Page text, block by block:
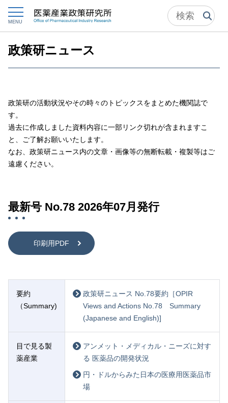
MENU
トップ 政策研ニュース
政策研ニュース
政策研の活動状況やその時々のトピックスをまとめた機関誌で
す。
過去に作成しました資料内容に一部リンク切れが含まれますこ
と、ご了解お願いいたします。
なお、政策研ニュース内の文章・画像等の無断転載・複製等はご
遠慮ください。
最新号 No.78 2026年07月発行
印刷用PDF
要約
（Summary)
政策研ニュース No.78要約［OPIR
Views and Actions No.78 Summary
(Japanese and English)]
目で見る製
薬産業
アンメット・メディカル・ニーズに対す
る 医薬品の開発状況
円・ドルからみた日本の医療用医薬品市
場